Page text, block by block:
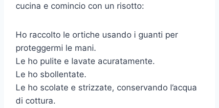
cucina e comincio con un risotto:
Ho raccolto le ortiche usando i guanti per
proteggermi le mani.
Le ho pulite e lavate acuratamente.
Le ho sbollentate.
Le ho scolate e strizzate, conservando l’acqua
di cottura.